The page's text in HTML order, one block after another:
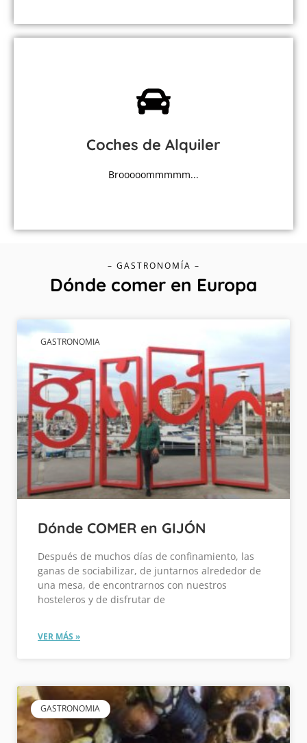
Coches de Alquiler
Brooooommmmm...
Libre como el viento
Alquila tu choche y disfruta del viaje sin
MÁS INFORMACIÓN
– GASTRONOMÍA –
Dónde comer en Europa
GASTRONOMIA
Dónde COMER en GIJÓN
Después de muchos días de confinamiento, las
ganas de sociabilizar, de juntarnos alrededor de
una mesa, de encontrarnos con nuestros
hosteleros y de disfrutar de
VER MÁS »
GASTRONOMIA